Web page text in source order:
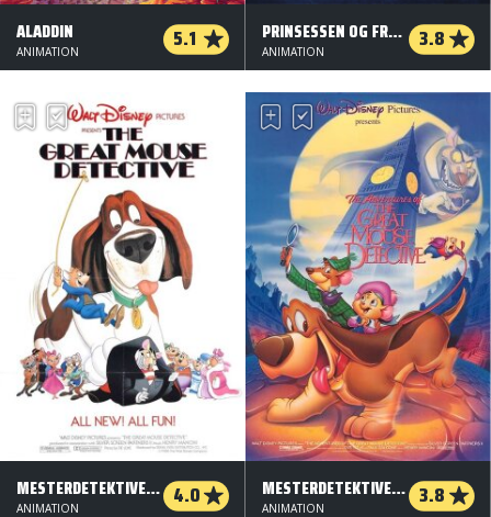
ALADDIN 5.1
ANIMATION
PRINSESSEN OG FRØEN 3.8
ANIMATION
MESTERDETEKTIVEN BASIL MUS (ORG. VERSION) 4.0
ANIMATION
MESTERDETEKTIVEN BASIL MUS 3.8
ANIMATION